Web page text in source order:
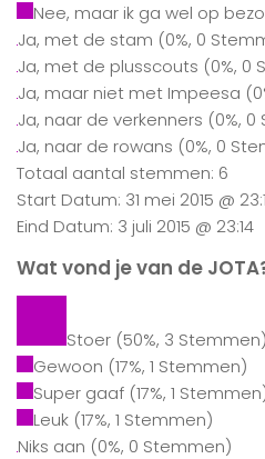
Nee, maar ik ga wel op
Ja, met de stam (0%, 0
Ja, met de plusscouts (0%, 0
Ja, maar niet met Impeesa
Ja, naar de verkenners (0%,
Ja, naar de rowans (0%, 0
Totaal aantal stemmen: 6
Start Datum: 31 mei 2015 @
Eind Datum: 3 juli 2015 @ 23:14
Wat vond je van de
Stoer (50%, 3 Stemmen)
Gewoon (17%, 1 Stemmen)
Super gaaf (17%, 1
Leuk (17%, 1 Stemmen)
Niks aan (0%, 0 Stemmen)